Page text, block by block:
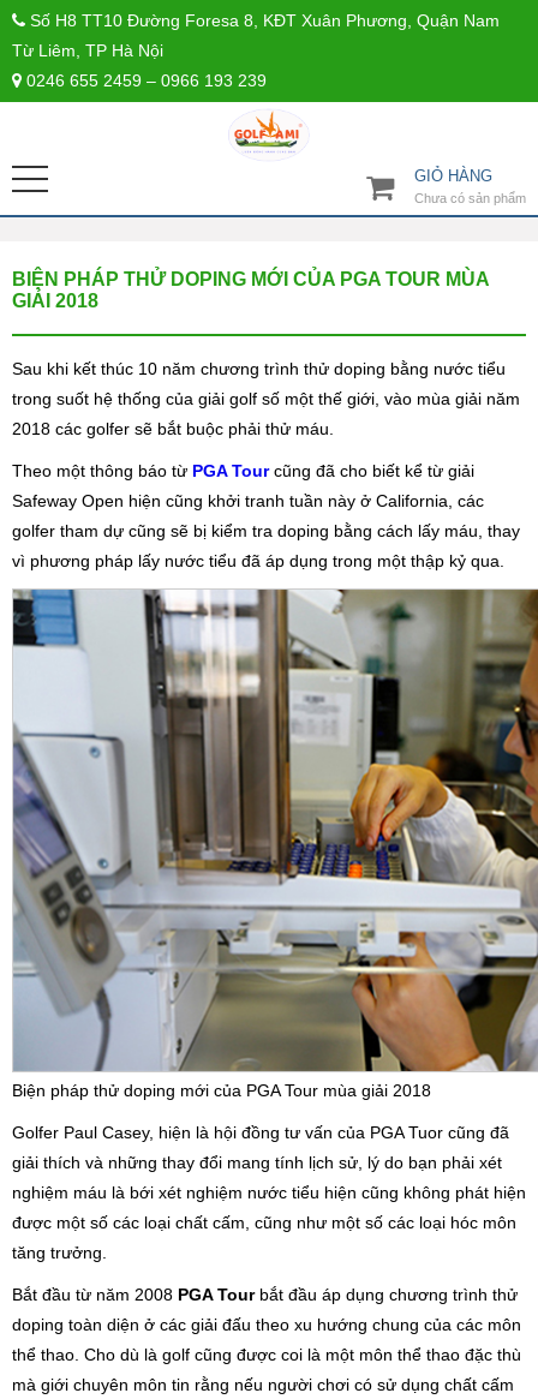
Số H8 TT10 Đường Foresa 8, KĐT Xuân Phương, Quận Nam
Từ Liêm, TP Hà Nội
0246 655 2459 – 0966 193 239
GIỎ HÀNG
Chưa có sản phẩm
BIỆN PHÁP THỬ DOPING MỚI CỦA PGA TOUR MÙA
GIẢI 2018
Sau khi kết thúc 10 năm chương trình thử doping bằng nước tiểu
trong suốt hệ thống của giải golf số một thế giới, vào mùa giải năm
2018 các golfer sẽ bắt buộc phải thử máu.
Theo một thông báo từ PGA Tourcũng đã cho biết kể từ giải
Safeway Open hiện cũng khởi tranh tuần này ở California, các
golfer tham dự cũng sẽ bị kiểm tra doping bằng cách lấy máu, thay
vì phương pháp lấy nước tiểu đã áp dụng trong một thập kỷ qua.
Biện pháp thử doping mới của PGA Tour mùa giải 2018
Golfer Paul Casey, hiện là hội đồng tư vấn của PGA Tuor cũng đã
giải thích và những thay đổi mang tính lịch sử, lý do bạn phải xét
nghiệm máu là bới xét nghiệm nước tiểu hiện cũng không phát hiện
được một số các loại chất cấm, cũng như một số các loại hóc môn
tăng trưởng.
Bắt đầu từ năm 2008 PGA Tourbắt đầu áp dụng chương trình thử
doping toàn diện ở các giải đấu theo xu hướng chung của các môn
thể thao. Cho dù là golf cũng được coi là một môn thể thao đặc thù
mà giới chuyên môn tin rằng nếu người chơi có sử dụng chất cấm